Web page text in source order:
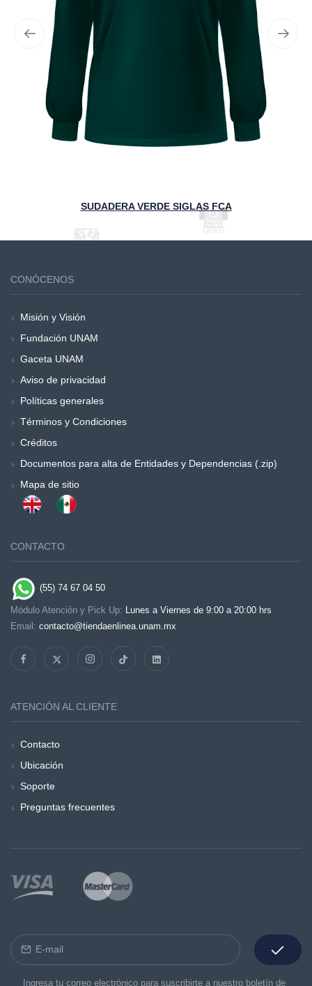
SUDADERA VERDE SIGLAS FCA
CONÓCENOS
Misión y Visión
Fundación UNAM
Gaceta UNAM
Aviso de privacidad
Políticas generales
Términos y Condiciones
Créditos
Documentos para alta de Entidades y Dependencias (.zip)
Mapa de sitio
CONTACTO
(55) 74 67 04 50
Módulo Atención y Pick Up: Lunes a Viernes de 9:00 a 20:00 hrs
Email: contacto@tiendaenlinea.unam.mx
ATENCIÓN AL CLIENTE
Contacto
Ubicación
Soporte
Preguntas frecuentes
Ingresa tu correo electrónico para suscribirte a nuestro boletín de